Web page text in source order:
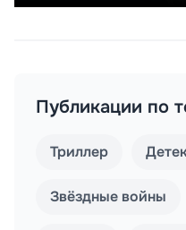
Публикации по
Триллер
Звёздные войны